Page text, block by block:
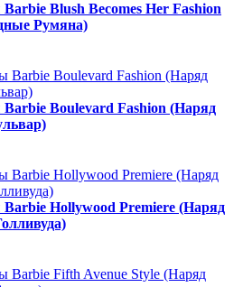
Blush Becomes Her Fashion
Румяна)
Boulevard Fashion (Наряд
Hollywood Premiere (Наряд